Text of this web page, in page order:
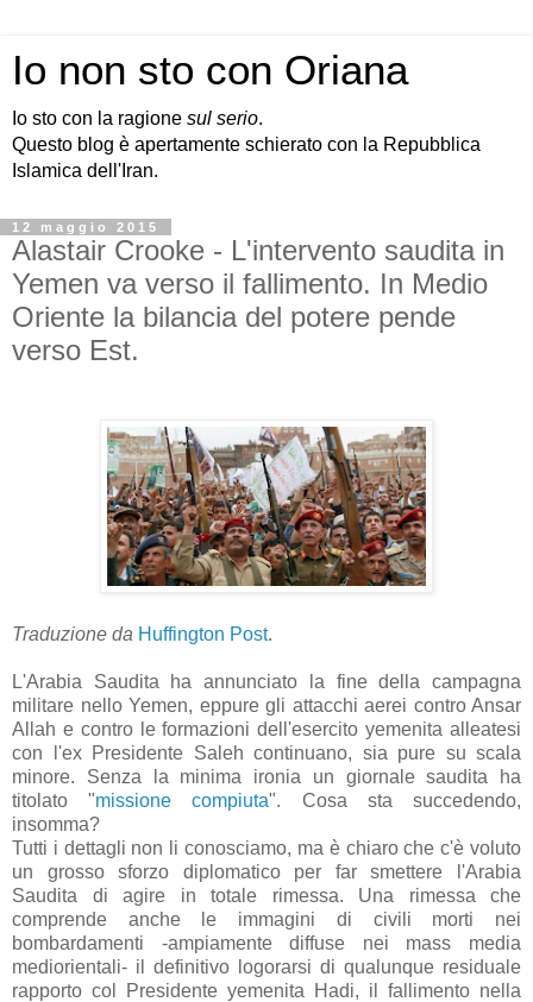
Io non sto con Oriana
Io sto con la ragione sul serio.
Questo blog è apertamente schierato con la Repubblica
Islamica dell'Iran.
12 maggio 2015
Alastair Crooke - L'intervento saudita in
Yemen va verso il fallimento. In Medio
Oriente la bilancia del potere pende
verso Est.
Traduzione da Huffington Post.
L'Arabia Saudita ha annunciato la fine della campagna
militare nello Yemen, eppure gli attacchi aerei contro Ansar
Allah e contro le formazioni dell'esercito yemenita alleatesi
con l'ex Presidente Saleh continuano, sia pure su scala
minore. Senza la minima ironia un giornale saudita ha
titolato "missione compiuta". Cosa sta succedendo,
insomma?
Tutti i dettagli non li conosciamo, ma è chiaro che c'è voluto
un grosso sforzo diplomatico per far smettere l'Arabia
Saudita di agire in totale rimessa. Una rimessa che
comprende anche le immagini di civili morti nei
bombardamenti -ampiamente diffuse nei mass media
mediorientali- il definitivo logorarsi di qualunque residuale
rapporto col Presidente yemenita Hadi, il fallimento nella